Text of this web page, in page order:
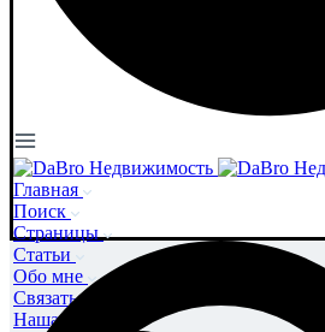
Главная
Поиск
Страницы
Статьи
Обо мне
Связаться со мной
Наша команда